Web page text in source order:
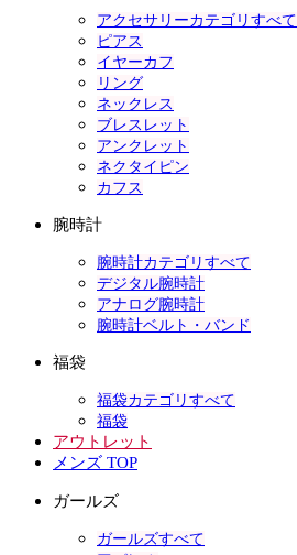
アクセサリーカテゴリすべて
ピアス
イヤーカフ
リング
ネックレス
ブレスレット
アンクレット
ネクタイピン
カフス
腕時計
腕時計カテゴリすべて
デジタル腕時計
アナログ腕時計
腕時計ベルト・バンド
福袋
福袋カテゴリすべて
福袋
アウトレット
メンズ TOP
ガールズ
ガールズすべて